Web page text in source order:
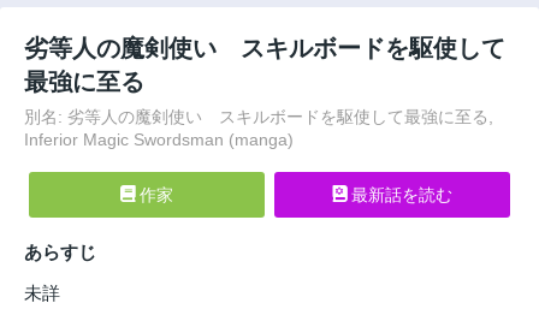
劣等人の魔剣使い スキルボードを駆使して
最強に至る
別名: 劣等人の魔剣使い スキルボードを駆使して最強に至る,
Inferior Magic Swordsman (manga)
作家 最新話を読む
あらすじ
未詳